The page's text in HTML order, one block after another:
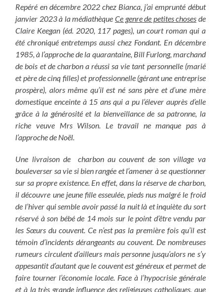
Repéré en décembre 2022 chez Bianca, j’ai emprunté début
janvier 2023 à la médiathèque Ce genre de petites choses de
Claire Keegan (éd. 2020, 117 pages), un court roman qui a
été chroniqué entretemps aussi chez Fondant. En décembre
1985, à l’approche de la quarantaine, Bill Furlong, marchand
de bois et de charbon a réussi sa vie tant personnelle (marié
et père de cinq filles) et professionnelle (gérant une entreprise
prospère), alors même qu’il est né sans père et d’une mère
domestique enceinte à 15 ans qui a pu l’élever auprès d’elle
grâce à la générosité et la bienveillance de sa patronne, la
riche veuve Mrs Wilson. Le travail ne manque pas à
l’approche de Noël.
Une livraison de charbon au couvent de son village va
bouleverser sa vie si bien rangée et l’amener à se questionner
sur sa propre existence. En effet, dans la réserve de charbon,
il découvre une jeune fille esseulée, pieds nus malgré le froid
de l’hiver qui semble avoir passé la nuit là et inquiète du sort
réservé à son bébé de 14 mois sur le point d’être vendu par
les Sœurs du couvent. Ce n’est pas la première fois qu’il est
témoin d’incidents dérangeants au couvent. De nombreuses
rumeurs circulent d’ailleurs mais personne jusqu’alors ne s’y
appesantit d’autant que le couvent est généreux et permet de
faire tourner l’économie locale. Face à l’hypocrisie générale
et à la très grande influence des religieuses catholiques, que